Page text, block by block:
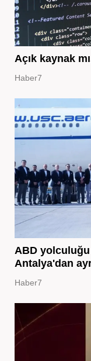
Açık kaynak
Haber7
ABD yolculuğu
Antalya'dan
Haber7